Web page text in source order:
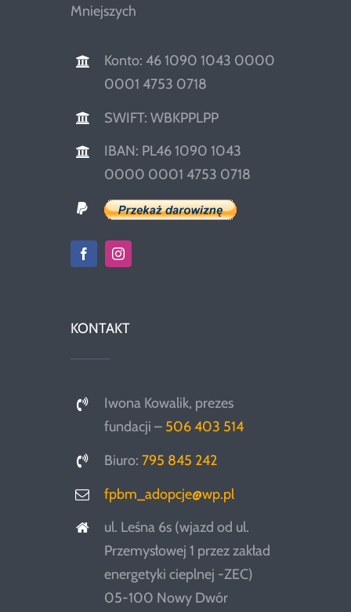
Mniejszych
Konto: 46 1090 1043 0000
0001 4753 0718
SWIFT: WBKPPLPP
IBAN: PL46 1090 1043
0000 0001 4753 0718
KONTAKT
Iwona Kowalik, prezes
fundacji – 506 403 514
Biuro:795 845 242
fpbm_adopcje@wp.pl
ul. Leśna 6s (wjazd od ul.
Przemysłowej 1 przez zakład
energetyki cieplnej -ZEC)
05-100 Nowy Dwór